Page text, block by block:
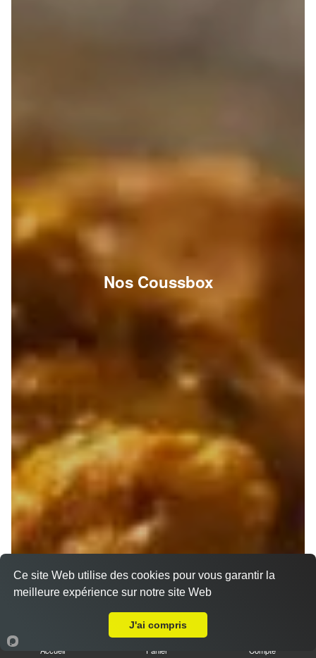
Nos Coussbox
Accueil Panier Compte
Ce site Web utilise des cookies pour vous garantir la
meilleure expérience sur notre site Web
J'ai compris